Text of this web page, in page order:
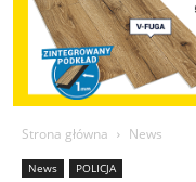
Strona główna News
News POLICJA